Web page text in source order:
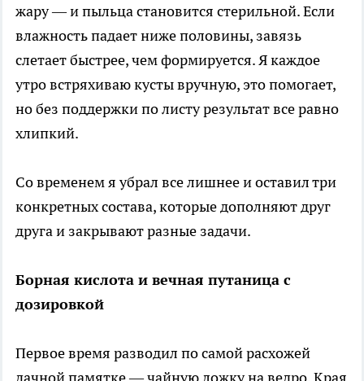
жару — и пыльца становится стерильной. Если
влажность падает ниже половины, завязь
слетает быстрее, чем формируется. Я каждое
утро встряхиваю кусты вручную, это помогает,
но без поддержки по листу результат все равно
хлипкий.
Со временем я убрал все лишнее и оставил три
конкретных состава, которые дополняют друг
друга и закрывают разные задачи.
Борная кислота и вечная путаница с
дозировкой
Первое время разводил по самой расхожей
дачной памятке — чайную ложку на ведро. Края